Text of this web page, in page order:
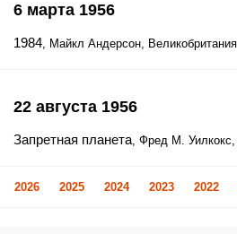
6 марта 1956
1984, Майкл Андерсон,
22 августа 1956
Запретная планета, Фред М.
2026 2025 2024 2023 2022